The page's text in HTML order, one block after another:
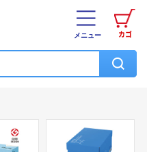
カゴ
メニュー